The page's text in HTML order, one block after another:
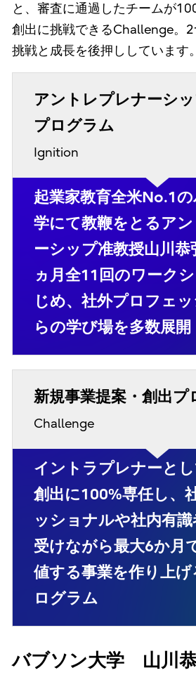
と、審査に通過したチームが
創出に挑戦できるChallenge。
挑戦と成長を後押ししています。
アントレプレナーシ
プログラム
Ignition
起業家教育全米No.1
学にて教鞭をとるア
ーシップ准教授山川
ヵ月全11回のワーク
じめ、社外プロフェ
らの学び場を多数展開
新規事業提案・創出プ
Challenge
イントラプレナーと
創出に100%専任し、
ッショナルや社内有
受けながら最大6か月
値する事業を作り上
ログラム
バブソン大学 山川